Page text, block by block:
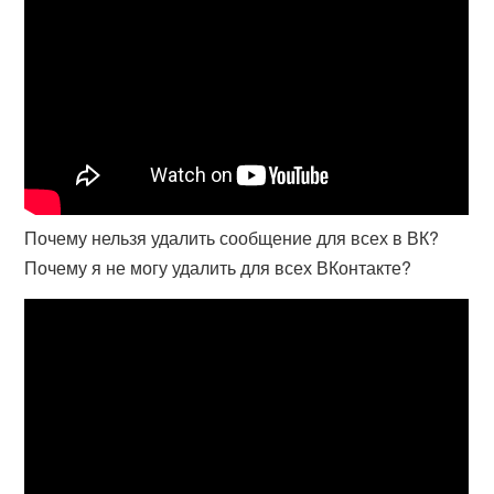
Почему нельзя удалить сообщение для всех в ВК?
Почему я не могу удалить для всех ВКонтакте?